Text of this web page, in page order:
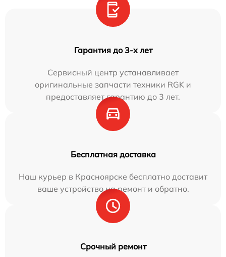
Гарантия до 3-х лет
Сервисный центр устанавливает
оригинальные запчасти техники RGK и
предоставляет гарантию до 3 лет.
Бесплатная доставка
Наш курьер в Красноярске бесплатно доставит
ваше устройство на ремонт и обратно.
Срочный ремонт